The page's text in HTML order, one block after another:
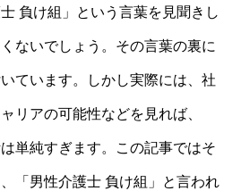
負け組」という言葉を見聞きし
ないでしょう。その言葉の裏に
ています。しかし実際には、社
リアの可能性などを見れば、
単純すぎます。この記事ではそ
「男性介護士 負け組」と言われ